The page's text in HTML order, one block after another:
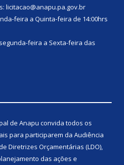
licitacao@anapu.pa.gov.br
feira a Quinta-feira de 14:00hrs
feira a Sexta-feira das
de Anapu convida todos os
para participarem da Audiência
Diretrizes Orçamentárias (LDO),
das ações e